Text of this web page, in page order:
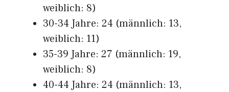
weiblich: 8)
30-34 Jahre: 24 (männlich: 13,
weiblich: 11)
35-39 Jahre: 27 (männlich: 19,
weiblich: 8)
40-44 Jahre: 24 (männlich: 13,